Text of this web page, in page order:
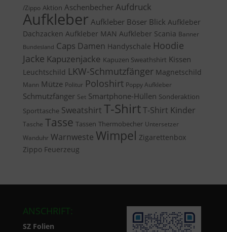
/Zippo Aktion Aschenbecher Aufdruck
Aufkleber Aufkleber Böser Blick Aufkleber
Dachzacken Aufkleber MAN Aufkleber Scania Banner
Bundesland Caps Damen Handyschale Hoodie
Jacke Kapuzenjacke Kapuzen Sweathshirt Kissen
Leuchtschild LKW-Schmutzfänger Magnetschild
Mann Mütze Politur Poloshirt Poppy Aufkleber
Schmutzfänger Set Smartphone-Hüllen Sonderaktion
Sporttasche Sweatshirt T-ShirtT-Shirt Kinder
Tasche Tasse Tassen Thermobecher Untersetzer
Wanduhr Warnweste Wimpel Zigarettenbox
Zippo Feuerzeug
ANSCHRIFT:
SZ Folien